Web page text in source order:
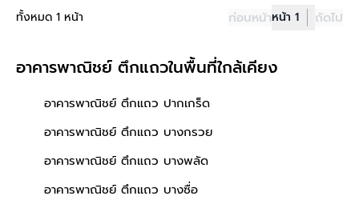
ทั้งหมด 1 หน้า ก่อนหน้าหน้า 1 ถัดไป
อาคารพาณิชย์ ตึกแถวในพื้นที่ใกล้เคียง
อาคารพาณิชย์ ตึกแถว ปากเกร็ด
อาคารพาณิชย์ ตึกแถว บางกรวย
อาคารพาณิชย์ ตึกแถว บางพลัด
อาคารพาณิชย์ ตึกแถว บางซื่อ